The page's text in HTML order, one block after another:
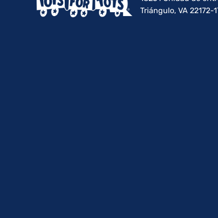
Triángulo, VA 22172-